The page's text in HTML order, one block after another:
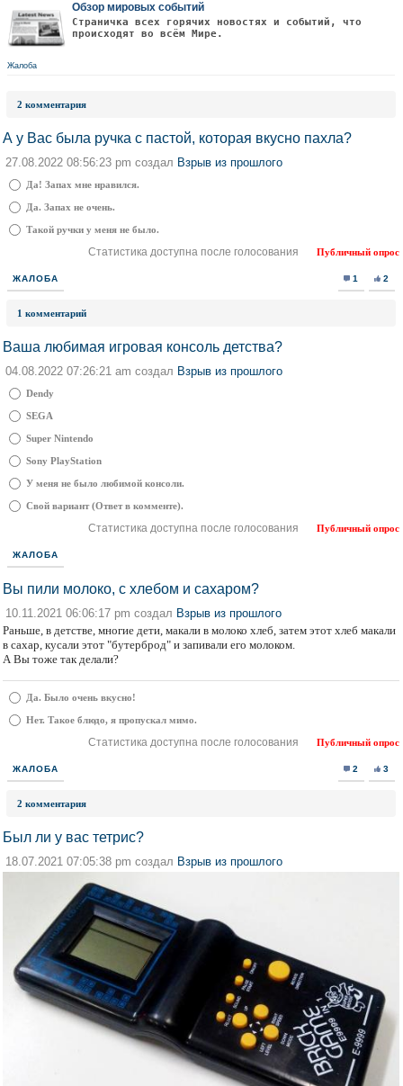
Обзор мировых событий
Страничка всех горячих новостях и событий, что
происходят во всём Мире.
Жалоба
2 комментария
А у Вас была ручка с пастой, которая вкусно пахла?
27.08.2022 08:56:23 pm создал Взрыв из прошлого
Да! Запах мне нравился.
Да. Запах не очень.
Такой ручки у меня не было.
Статистика доступна после голосования Публичный опрос
ЖАЛОБА 1 2
1 комментарий
Ваша любимая игровая консоль детства?
04.08.2022 07:26:21 am создал Взрыв из прошлого
Dendy
SEGA
Super Nintendo
Sony PlayStation
У меня не было любимой консоли.
Свой вариант (Ответ в комменте).
Статистика доступна после голосования Публичный опрос
ЖАЛОБА
Вы пили молоко, с хлебом и сахаром?
10.11.2021 06:06:17 pm создал Взрыв из прошлого
Раньше, в детстве, многие дети, макали в молоко хлеб, затем этот хлеб макали
в сахар, кусали этот "бутерброд" и запивали его молоком.
А Вы тоже так делали?
Да. Было очень вкусно!
Нет. Такое блюдо, я пропускал мимо.
Статистика доступна после голосования Публичный опрос
ЖАЛОБА 2 3
2 комментария
Был ли у вас тетрис?
18.07.2021 07:05:38 pm создал Взрыв из прошлого